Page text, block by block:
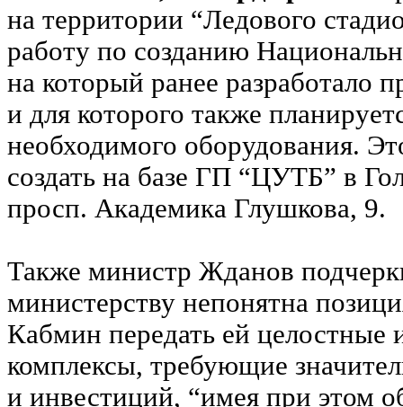
на территории “Ледового
работу по созданию
на который ранее разработало
и для которого также
необходимого оборудования.
создать на базе ГП “ЦУТБ” в
просп. Академика Глушкова, 9.
Также министр Жданов
министерству непонятна
Кабмин передать ей
комплексы, требующие
и инвестиций, “имея при этом